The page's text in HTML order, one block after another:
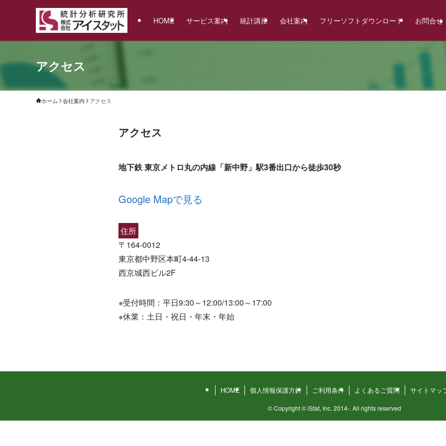
HOME サービス案内 統計講座 会社案内 フリーソフトダウンロード お問合せ
アクセス
ホーム 会社案内 アクセス
アクセス
地下鉄 東京メトロ丸の内線「新中野」駅3番出口から徒歩30秒
Google Mapで見る
住所
〒164-0012
東京都中野区本町4-44-13
西京城西ビル2F
※受付時間：平日9:30～12:00/13:00～17:00
※休業：土日・祝日・年末・年始
HOME 個人情報保護方針 ご利用条件 よくあるご質問 サイトマッ
©Copyright © iStat, Inc. 2014-. All rights reserved